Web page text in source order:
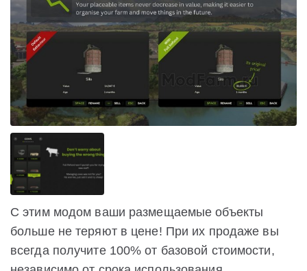
С этим модом ваши размещаемые объекты
больше не теряют в цене! При их продаже вы
всегда получите 100% от базовой стоимости,